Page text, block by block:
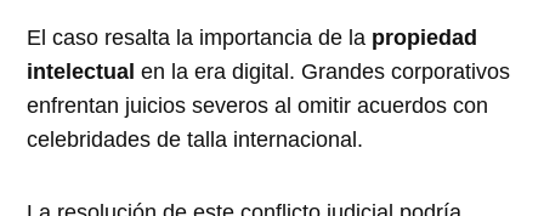
El caso resalta la importancia de la propiedad
intelectual en la era digital. Grandes corporativos
enfrentan juicios severos al omitir acuerdos con
celebridades de talla internacional.